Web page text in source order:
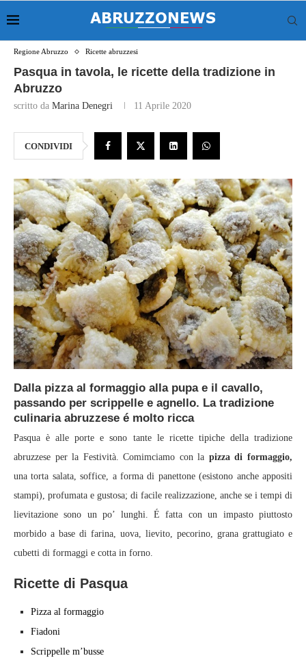
Regione Abruzzo Ricette abruzzesi
Pasqua in tavola, le ricette della tradizione in
Abruzzo
scritto da Marina Denegri 11 Aprile 2020
CONDIVIDI
Dalla pizza al formaggio alla pupa e il cavallo,
passando per scrippelle e agnello. La tradizione
culinaria abruzzese é molto ricca
Pasqua è alle porte e sono tante le ricette tipiche della tradizione
abruzzese per la Festività. Comimciamo con la pizza di formaggio,
una torta salata, soffice, a forma di panettone (esistono anche appositi
stampi), profumata e gustosa; di facile realizzazione, anche se i tempi di
lievitazione sono un po’ lunghi. É fatta con un impasto piuttosto
morbido a base di farina, uova, lievito, pecorino, grana grattugiato e
cubetti di formaggi e cotta in forno.
Ricette di Pasqua
Pizza al formaggio
Fiadoni
Scrippelle m’busse